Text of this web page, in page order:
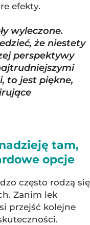
efekty.
wyleczone.
że niestety
perspektywy
to jest piękne,
tam,
opcje
często rodzą się
Zanim lek
przejść kolejne